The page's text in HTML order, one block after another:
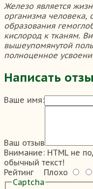
Железо является
организма человека,
образования
кислород к тканям.
вышеупомянутой
полноценное
Написать
Ваше имя:
Ваш отзыв
Внимание: HTML не
обычный текст!
Рейтинг Плохо
Captcha